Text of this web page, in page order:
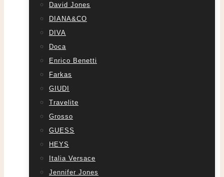
David Jones
DIANA&CO
DIVA
Doca
Enrico Benetti
Farkas
GIUDI
Travelite
Grosso
GUESS
HEYS
Italia Versace
Jennifer Jones